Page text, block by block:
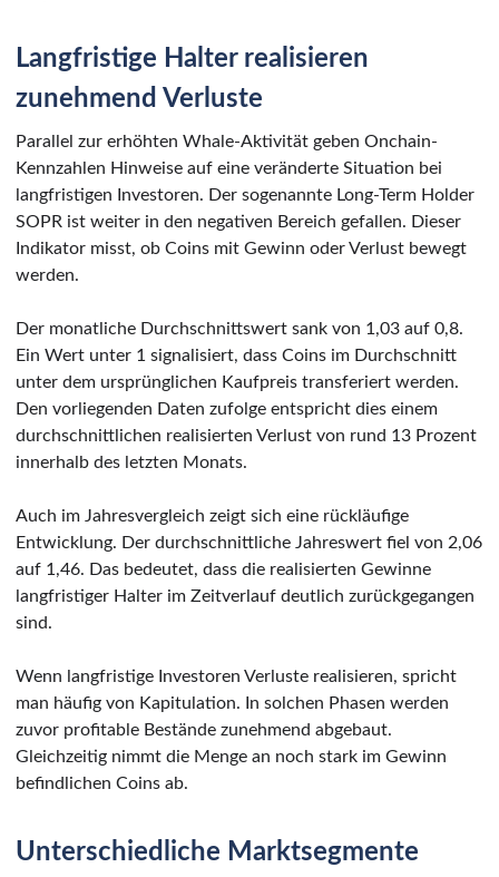
Langfristige Halter realisieren
zunehmend Verluste
Parallel zur erhöhten Whale-Aktivität geben Onchain-
Kennzahlen Hinweise auf eine veränderte Situation bei
langfristigen Investoren. Der sogenannte Long-Term Holder
SOPR ist weiter in den negativen Bereich gefallen. Dieser
Indikator misst, ob Coins mit Gewinn oder Verlust bewegt
werden.
Der monatliche Durchschnittswert sank von 1,03 auf 0,8.
Ein Wert unter 1 signalisiert, dass Coins im Durchschnitt
unter dem ursprünglichen Kaufpreis transferiert werden.
Den vorliegenden Daten zufolge entspricht dies einem
durchschnittlichen realisierten Verlust von rund 13 Prozent
innerhalb des letzten Monats.
Auch im Jahresvergleich zeigt sich eine rückläufige
Entwicklung. Der durchschnittliche Jahreswert fiel von 2,06
auf 1,46. Das bedeutet, dass die realisierten Gewinne
langfristiger Halter im Zeitverlauf deutlich zurückgegangen
sind.
Wenn langfristige Investoren Verluste realisieren, spricht
man häufig von Kapitulation. In solchen Phasen werden
zuvor profitable Bestände zunehmend abgebaut.
Gleichzeitig nimmt die Menge an noch stark im Gewinn
befindlichen Coins ab.
Unterschiedliche Marktsegmente